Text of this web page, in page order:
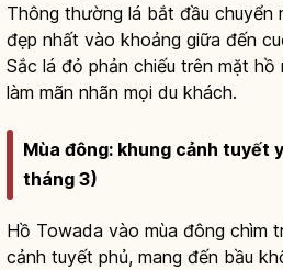
Thông thường lá bắt đầu chuyển
đẹp nhất vào khoảng giữa đến
Sắc lá đỏ phản chiếu trên mặt hồ
làm mãn nhãn mọi du khách.
Mùa đông: khung cảnh tuyết
tháng 3)
Hồ Towada vào mùa đông chìm
cảnh tuyết phủ, mang đến bầu